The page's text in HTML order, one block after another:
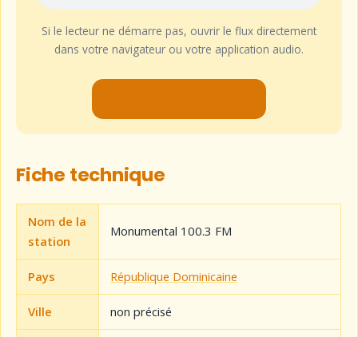
Si le lecteur ne démarre pas, ouvrir le flux directement
dans votre navigateur ou votre application audio.
Fiche technique
Nom de la
station
Monumental 100.3 FM
Pays République Dominicaine
Ville non précisé